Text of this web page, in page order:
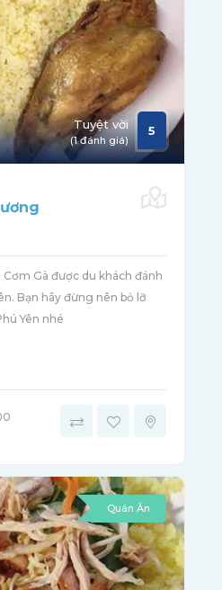
Tuyệt vời
(1 đánh giá)
5
Gà được du khách đánh
Bạn hãy đừng nên bỏ lỡ
Yên nhé
Quán Ăn